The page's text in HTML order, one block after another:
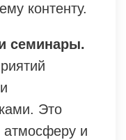
контенту.
семинары.
Это
атмосферу и